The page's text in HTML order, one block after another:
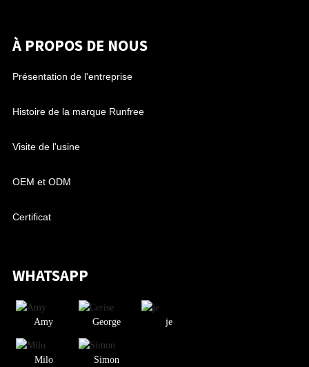
À PROPOS DE NOUS
Présentation de l'entreprise
Histoire de la marque Runfree
Visite de l'usine
OEM et ODM
Certificat
WHATSAPP
Amy George je
Milo Simon